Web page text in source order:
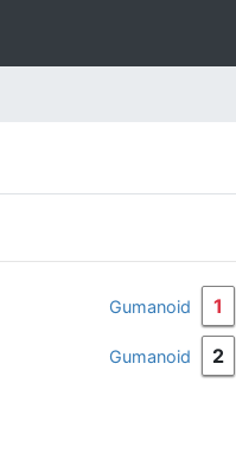
Gumanoid 1
Gumanoid 2